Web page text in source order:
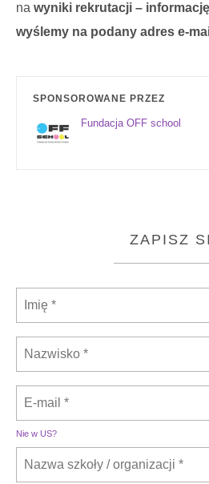
na wyniki rekrutacji –
wyślemy na podany adres e-
SPONSOROWANE PRZEZ
Fundacja OFF school
ZAPISZ
Nie w US?